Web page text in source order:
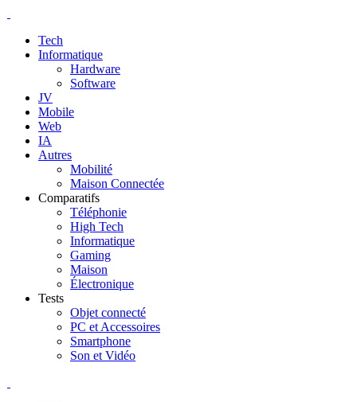
Tech
Informatique
Hardware
Software
JV
Mobile
Web
IA
Autres
Mobilité
Maison Connectée
Comparatifs
Téléphonie
High Tech
Informatique
Gaming
Maison
Électronique
Tests
Objet connecté
PC et Accessoires
Smartphone
Son et Vidéo